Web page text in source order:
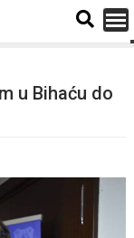
u Bihaću do